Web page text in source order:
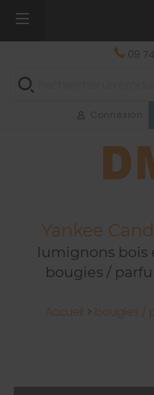
09
Connexion
Yankee
lumignons bois
bougies /
Accueil > bougies /